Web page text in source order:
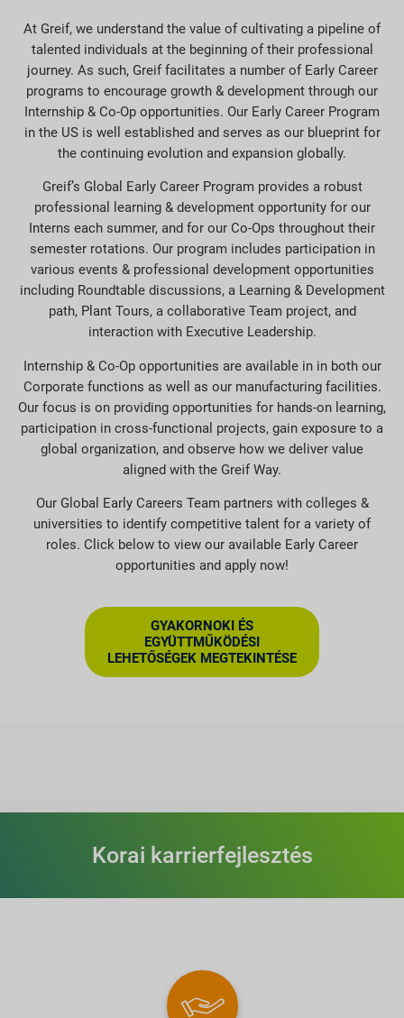
At Greif, we understand the value of cultivating a pipeline of
talented individuals at the beginning of their professional
journey. As such, Greif facilitates a number of Early Career
programs to encourage growth & development through our
Internship & Co-Op opportunities. Our Early Career Program
in the US is well established and serves as our blueprint for
the continuing evolution and expansion globally.
Greif’s Global Early Career Program provides a robust
professional learning & development opportunity for our
Interns each summer, and for our Co-Ops throughout their
semester rotations. Our program includes participation in
various events & professional development opportunities
including Roundtable discussions, a Learning & Development
path, Plant Tours, a collaborative Team project, and
interaction with Executive Leadership.
Internship & Co-Op opportunities are available in in both our
Corporate functions as well as our manufacturing facilities.
Our focus is on providing opportunities for hands-on learning,
participation in cross-functional projects, gain exposure to a
global organization, and observe how we deliver value
aligned with the Greif Way.
Our Global Early Careers Team partners with colleges &
universities to identify competitive talent for a variety of
roles. Click below to view our available Early Career
opportunities and apply now!
GYAKORNOKI ÉS
EGYÜTTMŰKÖDÉSI
LEHETŐSÉGEK MEGTEKINTÉSE
Korai karrierfejlesztés